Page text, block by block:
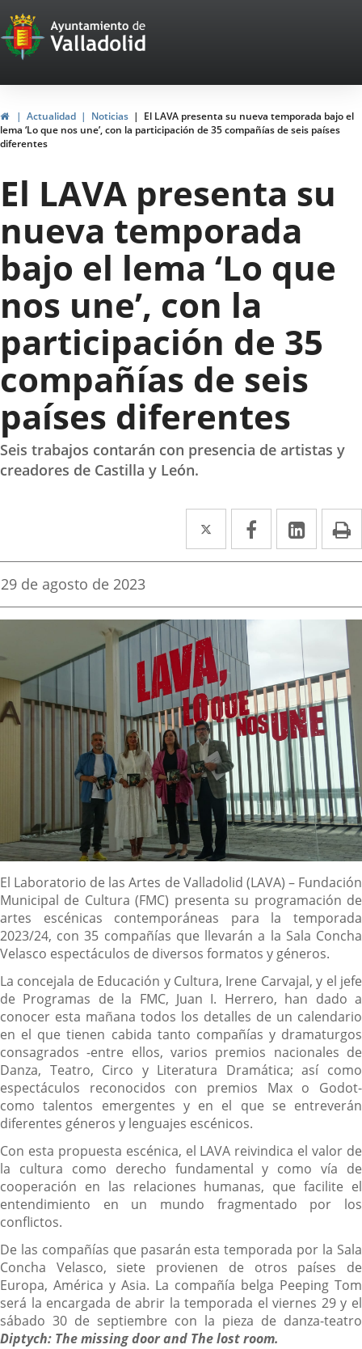
Portal
Web
del
Ayuntamiento
de
Valladolid
InicioActualidad Noticias
El LAVA presenta su nueva temporada bajo el
lema ‘Lo que nos une’, con la participación de 35 compañías de seis países
diferentes
El LAVA presenta su
nueva temporada
bajo el lema ‘Lo que
nos une’, con la
participación de 35
compañías de seis
países diferentes
Seis trabajos contarán con presencia de artistas y
creadores de Castilla y León.
Twitter
Enlace
a
aplicación
externa.
Facebook
Enlace
a
aplicación
externa.
Enlace
a
Fecha
la
29 de agosto de 2023
Descripción
El Laboratorio de las Artes de Valladolid (LAVA) – Fundación
Municipal de Cultura (FMC) presenta su programación de
artes escénicas contemporáneas para la temporada
2023/24, con 35 compañías que llevarán a la Sala Concha
Velasco espectáculos de diversos formatos y géneros.
La concejala de Educación y Cultura, Irene Carvajal, y el jefe
de Programas de la FMC, Juan I. Herrero, han dado a
conocer esta mañana todos los detalles de un calendario
en el que tienen cabida tanto compañías y dramaturgos
consagrados -entre ellos, varios premios nacionales de
Danza, Teatro, Circo y Literatura Dramática; así como
espectáculos reconocidos con premios Max o Godot-
como talentos emergentes y en el que se entreverán
diferentes géneros y lenguajes escénicos.
Con esta propuesta escénica, el LAVA reivindica el valor de
la cultura como derecho fundamental y como vía de
cooperación en las relaciones humanas, que facilite el
entendimiento en un mundo fragmentado por los
conflictos.
De las compañías que pasarán esta temporada por la Sala
Concha Velasco, siete provienen de otros países de
Europa, América y Asia. La compañía belga Peeping Tom
será la encargada de abrir la temporada el viernes 29 y el
sábado 30 de septiembre con la pieza de danza-teatro
Diptych: The missing door and The lost room.